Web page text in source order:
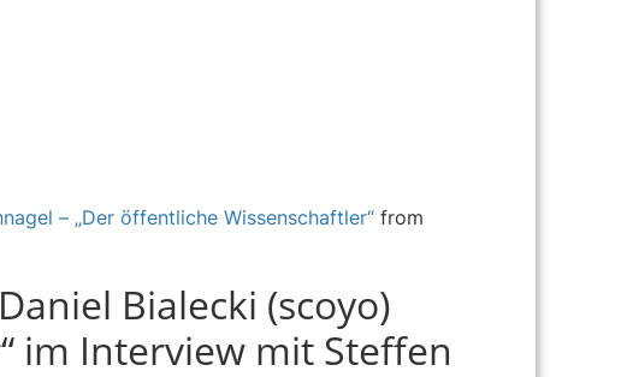
– „Der öffentliche Wissenschaftler“ from
Bialecki (scoyo)
im Interview mit Steffen